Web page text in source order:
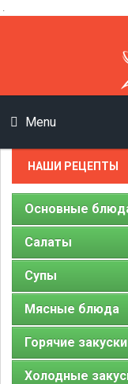
.
Menu
НАШИ РЕЦЕПТЫ
Основные
Салаты
Супы
Мясные блюда
Горячие закуски
Холодные